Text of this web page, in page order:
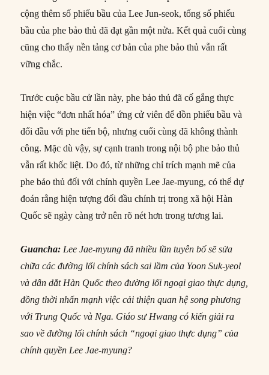
cộng thêm số phiếu bầu của Lee Jun-seok, tổng số phiếu
bầu của phe bảo thủ đã đạt gần một nửa. Kết quả cuối cùng
cũng cho thấy nền tảng cơ bản của phe bảo thủ vẫn rất
vững chắc.
Trước cuộc bầu cử lần này, phe bảo thủ đã cố gắng thực
hiện việc “đơn nhất hóa” ứng cử viên để dồn phiếu bầu và
đối đầu với phe tiến bộ, nhưng cuối cùng đã không thành
công. Mặc dù vậy, sự cạnh tranh trong nội bộ phe bảo thủ
vẫn rất khốc liệt. Do đó, từ những chỉ trích mạnh mẽ của
phe bảo thủ đối với chính quyền Lee Jae-myung, có thể dự
đoán rằng hiện tượng đối đầu chính trị trong xã hội Hàn
Quốc sẽ ngày càng trở nên rõ nét hơn trong tương lai.
Guancha: Lee Jae-myung đã nhiều lần tuyên bố sẽ sửa
chữa các đường lối chính sách sai lầm của Yoon Suk-yeol
và dẫn dắt Hàn Quốc theo đường lối ngoại giao thực dụng,
đồng thời nhấn mạnh việc cải thiện quan hệ song phương
với Trung Quốc và Nga. Giáo sư Hwang có kiến giải ra
sao về đường lối chính sách “ngoại giao thực dụng” của
chính quyền Lee Jae-myung?